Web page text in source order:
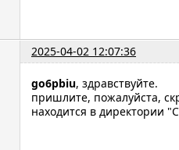
2025-04-02 12:07:36
go6pbiu, здравствуйте.
пришлите, пожалуйста,
находится в директории